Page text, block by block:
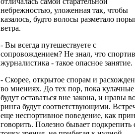
небрежностью, уложенная так, чтобы
казалось, будто волосы разметало
ветра.
- Вы всегда путешествуете с
сопровождением? Не знал, что
журналистика - такое опасное занятие.
- Скорее, открытое спорам и
во мнениях. До тех пор, пока
будут оставаться вне закона, и нравы
ринга будут соответствующими.
еще неспортивное поведение, как
говорить. Полезно бывает подкрепить